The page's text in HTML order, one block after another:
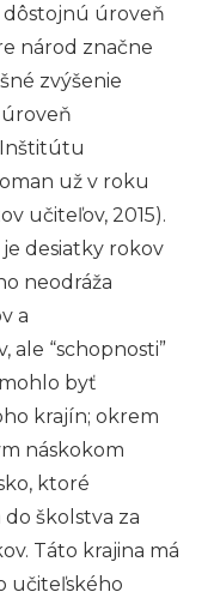
dôstojnú úroveň
národ značne
zvýšenie
už v roku
učiteľov, 2015).
desiatky rokov
neodráža
a
“schopnosti”
byť
krajín; okrem
náskokom
ktoré
školstva za
Táto krajina má
učiteľského